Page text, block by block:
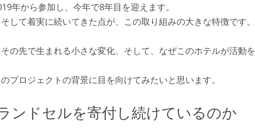
年から参加し、今年で8年目を迎えます。
して着実に続いてきた点が、この取り組みの大きな特徴です。
の先で生まれる小さな変化、そして、なぜこのホテルが活動を
プロジェクトの背景に目を向けてみたいと思います。
ンドセルを寄付し続けているのか